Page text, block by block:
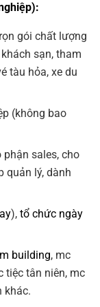
gói chất lượng
sạn, tham
tàu hỏa, xe du
(không bao
phận sales, cho
quản lý, dành
),tổ chức ngày
building, mc
tiệc tân niên, mc
khác.